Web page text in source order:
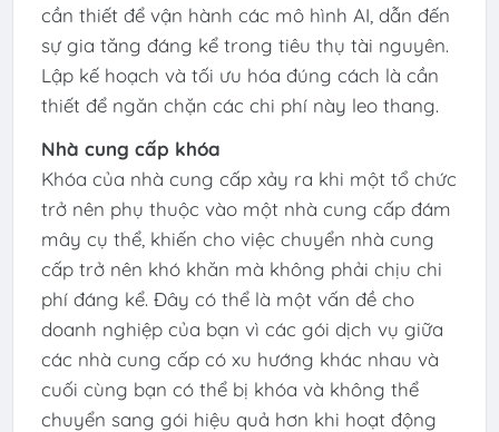
cần thiết để vận hành các mô hình AI, dẫn đến
sự gia tăng đáng kể trong tiêu thụ tài nguyên.
Lập kế hoạch và tối ưu hóa đúng cách là cần
thiết để ngăn chặn các chi phí này leo thang. ​
Nhà cung cấp khóa
Khóa của nhà cung cấp xảy ra khi một tổ chức
trở nên phụ thuộc vào một nhà cung cấp đám
mây cụ thể, khiến cho việc chuyển nhà cung
cấp trở nên khó khăn mà không phải chịu chi
phí đáng kể. Đây có thể là một vấn đề cho
doanh nghiệp của bạn vì các gói dịch vụ giữa
các nhà cung cấp có xu hướng khác nhau và
cuối cùng bạn có thể bị khóa và không thể
chuyển sang gói hiệu quả hơn khi hoạt động